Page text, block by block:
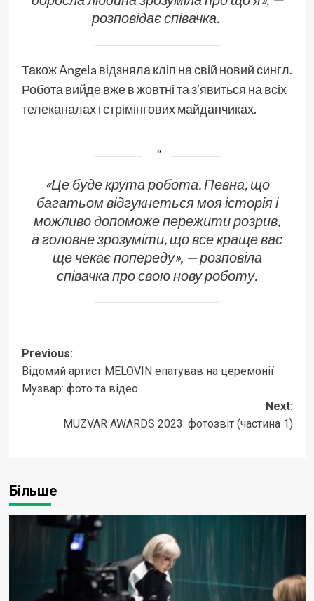
розповідає співачка.
Також Angela відзняла кліп на свій новий сингл.
Робота вийде вже в жовтні та з’явиться на всіх
телеканалах і стрімінгових майданчиках.
«Це буде крута робота. Певна, що
багатьом відгукнеться моя історія і
можливо допоможе пережити розрив,
а головне зрозуміти, що все краще вас
ще чекає попереду», — розповіла
співачка про свою нову роботу.
Post
navigation
Previous:
Відомий артист MELOVIN епатував на церемонії
Музвар: фото та відео
Next:
MUZVAR AWARDS 2023: фотозвіт (частина 1)
Більше